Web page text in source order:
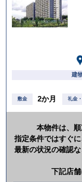
建
敷金 2か月 礼金
本物件は、
指定条件ではすぐ
最新の状況の確認
下記店舗